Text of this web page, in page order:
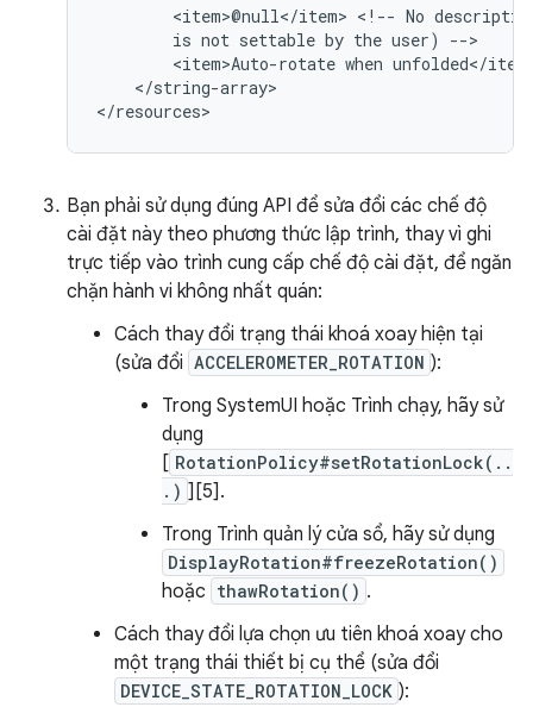
<item>@null</item> <!-- No
is not settable by the user)
<item>Auto-rotate when
</string-array>
Bạn phải sử dụng đúng API để sửa đổi các chế độ
cài đặt này theo phương thức lập trình, thay vì ghi
trực tiếp vào trình cung cấp chế độ cài đặt, để ngăn
chặn hành vi không nhất quán:
Cách thay đổi trạng thái khoá xoay hiện tại
(sửa đổi ACCELEROMETER_ROTATION ):
Trong SystemUI hoặc Trình chạy, hãy sử
dụng
[ RotationPolicy#setRotationLock(..
.) ][5].
Trong Trình quản lý cửa sổ, hãy sử dụng
DisplayRotation#freezeRotation()
hoặc thawRotation() .
Cách thay đổi lựa chọn ưu tiên khoá xoay cho
một trạng thái thiết bị cụ thể (sửa đổi
DEVICE_STATE_ROTATION_LOCK ):